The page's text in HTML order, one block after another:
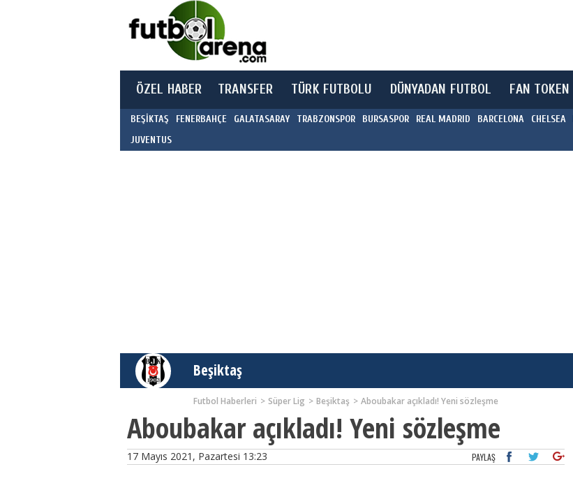
ÖZEL HABER TRANSFER TÜRK FUTBOLU DÜNYADAN FUTBOL FAN TOKEN
BEŞİKTAŞ FENERBAHÇE GALATASARAY TRABZONSPOR BURSASPOR REAL MADRID BARCELONA CHELSEA
JUVENTUS
Beşiktaş
Futbol Haberleri Süper Lig Beşiktaş Aboubakar açıkladı! Yeni sözleşme
Aboubakar açıkladı! Yeni sözleşme
17 Mayıs 2021, Pazartesi 13:23 PAYLAŞ